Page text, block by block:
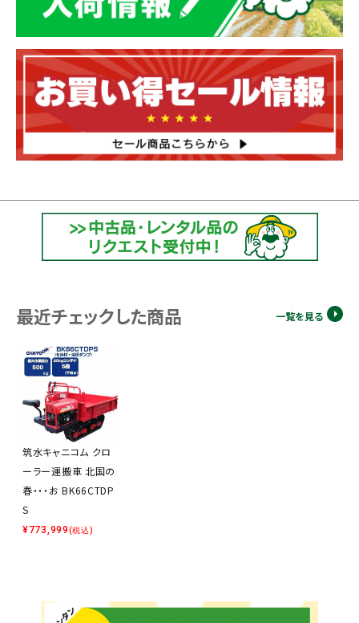
最近チェックした商品 一覧を見る
筑水キャニコム クロ
ーラー運搬車 北国の
春・・・お BK66CTDP
S
¥773,999(税込)